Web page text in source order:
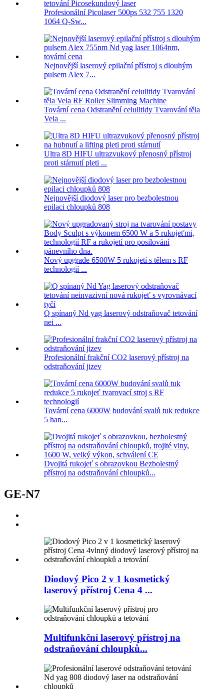
Profesionální Picolaser 500ps 532 755 1320
1064 Q-Sw...
Nejnovější laserový epilační přístroj s dlouhým
pulsem Alex 7...
Tovární cena Odstranění celulitidy Tvarování těla
Vela ...
Ultra 8D HIFU ultrazvukový přenosný přístroj
proti stárnutí pleti ...
Nejnovější diodový laser pro bezbolestnou
epilaci chloupků 808
Nový upgrade 6500W 5 rukojetí s tělem s RF
technologií ...
Q spínaný Nd yag laserový odstraňovač tetování
nei ...
Profesionální frakční CO2 laserový přístroj na
odstraňování jizev
Tovární cena 6000W budování svalů tuk redukce
5 han...
Dvojitá rukojeť s obrazovkou Bezbolestný
přístroj na odstraňování chloupků...
GE-N7
Diodový Pico 2 v 1 kosmetický
laserový přístroj Cena 4 ...
Multifunkční laserový přístroj na
odstraňování chloupků...